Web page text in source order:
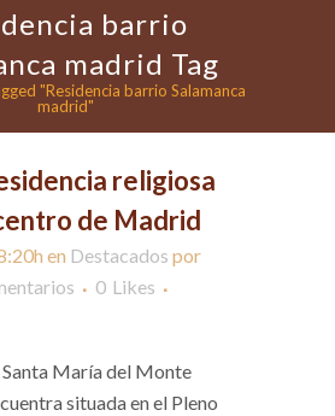
barrio
madrid Tag
"Residencia barrio Salamanca
madrid"
religiosa
de Madrid
en Destacados por
0 Likes
Santa María del Monte
situada en el Pleno